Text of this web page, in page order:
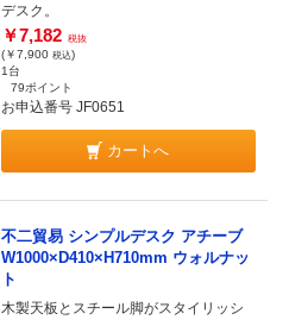
デスク。
￥7,182 税抜
(￥7,900 税込)
1台
79ポイント
お申込番号 JF0651
カートへ
不二貿易 シンプルデスク アチーブ
W1000×D410×H710mm ウォルナッ
ト
木製天板とスチール脚がスタイリッシ